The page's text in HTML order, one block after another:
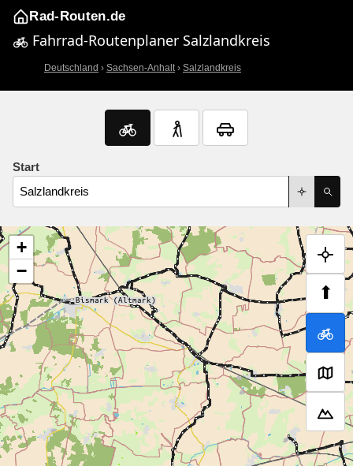
Rad-Routen.de
Fahrrad-Routenplaner Salzlandkreis
Deutschland › Sachsen-Anhalt› Salzlandkreis
Start
⬆
+
−